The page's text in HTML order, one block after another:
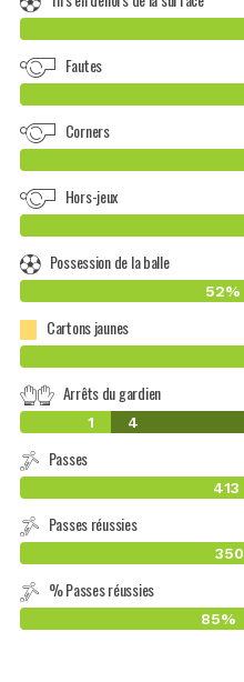
Fautes
Corners
Hors-jeux
Possession de la balle
52%
Cartons jaunes
Arrêts du gardien
1 4
Passes
413
Passes réussies
350
% Passes réussies
85%